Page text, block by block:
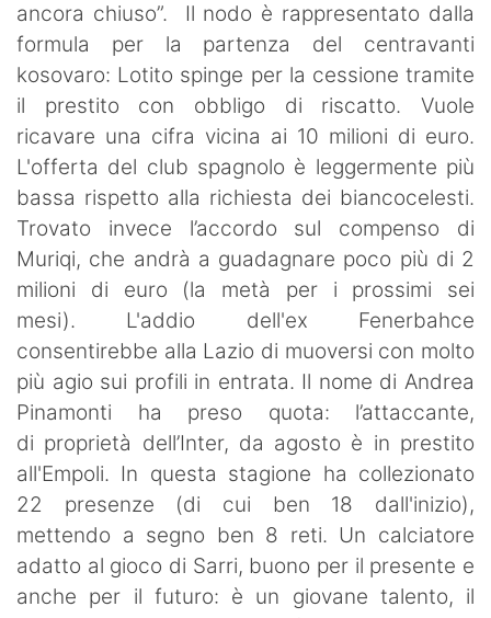
ancora chiuso”. Il nodo è rappresentato dalla
formula per la partenza del centravanti
kosovaro: Lotito spinge per la cessione tramite
il prestito con obbligo di riscatto. Vuole
ricavare una cifra vicina ai 10 milioni di euro.
L'offerta del club spagnolo è leggermente più
bassa rispetto alla richiesta dei biancocelesti.
Trovato invece l’accordo sul compenso di
Muriqi, che andrà a guadagnare poco più di 2
milioni di euro (la metà per i prossimi sei
mesi). L'addio dell'ex Fenerbahce
consentirebbe alla Lazio di muoversi con molto
più agio sui profili in entrata. Il nome di Andrea
Pinamonti ha preso quota: l’attaccante,
di proprietà dell’Inter, da agosto è in prestito
all'Empoli. In questa stagione ha collezionato
22 presenze (di cui ben 18 dall'inizio),
mettendo a segno ben 8 reti. Un calciatore
adatto al gioco di Sarri, buono per il presente e
anche per il futuro: è un giovane talento, il